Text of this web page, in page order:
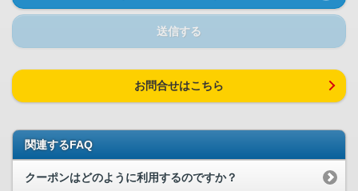
送信する
お問合せはこちら
関連するFAQ
クーポンはどのように利用するのですか？